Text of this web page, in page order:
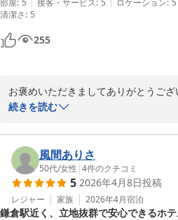
車で行かれる際は駐車場探しが必要に
部屋: 5 接客・サービス: 5 ロケーション: 5
清潔さ: 5
255
お褒めいただきましてありがとうござ
最近禁煙部屋希望のお客様が多いため
あくまでも消臭対応になりますので
Hotel 鎌倉 mori
2026-05-14
続きを読む
風間ありさ
50代/女性 |4件のクチコミ
5 2026年4月8日投稿
レジャー 家族 2026年4月宿泊
鎌倉駅近く、立地抜群で安心できるホ